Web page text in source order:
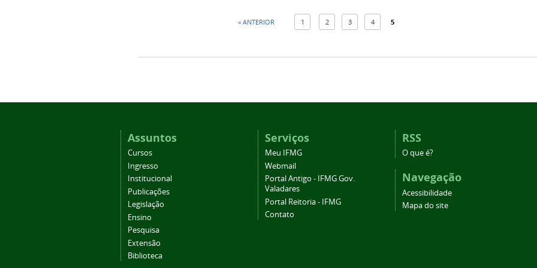
« ANTERIOR 1 2 3 4 5
Assuntos
Cursos
Ingresso
Institucional
Publicações
Legislação
Ensino
Pesquisa
Extensão
Biblioteca
Serviços
Meu IFMG
Webmail
Portal Antigo - IFMG Gov.
Valadares
Portal Reitoria - IFMG
Contato
RSS
O que é?
Navegação
Acessibilidade
Mapa do site